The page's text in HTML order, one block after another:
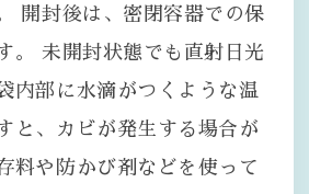
開封後は、密閉容器での保
。 未開封状態でも直射日光
内部に水滴がつくような温
と、カビが発生する場合が
料や防かび剤などを使って